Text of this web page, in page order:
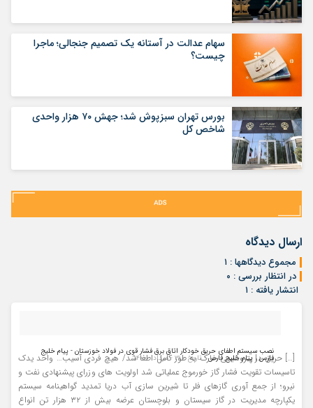
سهام عدالت در آستانه یک تصمیم جنجالی؛ ماجرا
چیست؟
بورس تهران سبزپوش شد؛ جهش ۷۰ هزار واحدی
شاخص کل
ارسال دیدگاه
مجموع دیدگاهها : ۱
در انتظار بررسی : ۰
انتشار یافته : ۱
نصب سیستم اطفای حریق خودکار اتاق برق فشار قوی در فولاد خوزستان - پیام خلیج
فارس | پیام خلیج فارس- تاریخ : ۳۱ - مرداد - ۱۴۰۰
[…] حریق در پتروشیمی خارک به طور کامل اطفا شد/ هیچ فردی آسیب… واحد یدک
تاسیسات تقویت فشار گاز خورموج عملیاتی شد اولویت های وزرای پیشنهادی نفت و
نیرو؛ از جمع آوری گازهای فلر تا شیرین سازی آب دریا تمدید گواهینامه سیستم
یکپارچه مدیریت در گاز سیستان و بلوچستان عرضه بیش از ۳۲ هزار تن انواع